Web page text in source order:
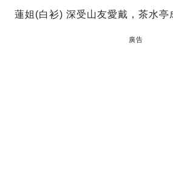
蓮姐(白衫) 深受山友愛戴，茶水亭
廣告